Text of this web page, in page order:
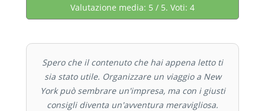
Valutazione media: 5 / 5. Voti: 4
Spero che il contenuto che hai appena letto ti
sia stato utile. Organizzare un viaggio a New
York può sembrare un'impresa, ma con i giusti
consigli diventa un'avventura meravigliosa.